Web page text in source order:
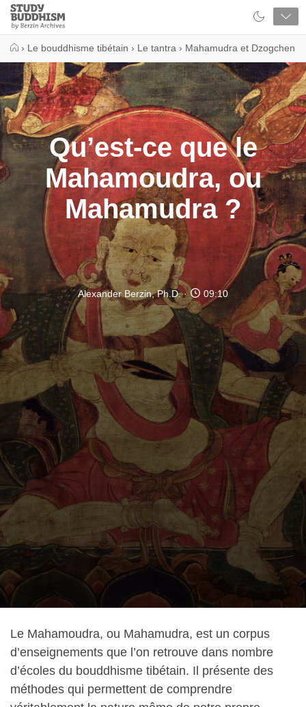
Close
Study
Buddhism
› Le bouddhisme tibétain › Le tantra › Mahamudra et Dzogchen
Qu’est-ce que le
Mahamoudra, ou
Mahamudra ?
Alexander Berzin, Ph.D. 09:10
Le Mahamoudra, ou Mahamudra, est un corpus
d’enseignements que l’on retrouve dans nombre
d’écoles du bouddhisme tibétain. Il présente des
méthodes qui permettent de comprendre